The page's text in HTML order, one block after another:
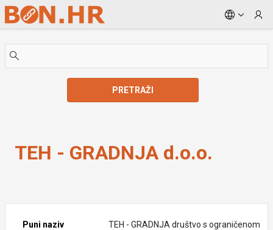
Skip to Main Content
PRETRAŽI
TEH - GRADNJA d.o.o.
Puni naziv
TEH - GRADNJA društvo s ograničenom